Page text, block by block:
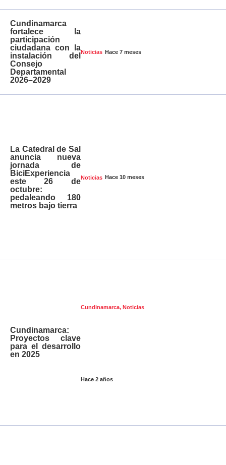
Noticias Hace 7 meses
Cundinamarca
fortalece la
participación
ciudadana con la
instalación del
Consejo
Departamental
2026–2029
Noticias Hace 10 meses
La Catedral de Sal
anuncia nueva
jornada de
BiciExperiencia
este 26 de
octubre:
pedaleando 180
metros bajo tierra
Cundinamarca, Noticias
Hace 2 años
Cundinamarca:
Proyectos clave
para el desarrollo
en 2025